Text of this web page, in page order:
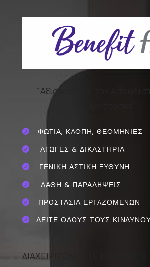
"Αξιολογούμε την
 ΦΩΤΙΑ, ΚΛΟΠΗ, ΘΕΟΜΗΝΙΕΣ
 ΑΓΩΓΕΣ & ΔΙΚΑΣΤΗΡΙΑ
 ΓΕΝΙΚΗ ΑΣΤΙΚΗ ΕΥΘΥΝΗ
 ΛΑΘΗ & ΠΑΡΑΛΗΨΕΙΣ
 ΠΡΟΣΤΑΣΙΑ ΕΡΓΑΖΟΜΕΝΩΝ
 ΔΕΙΤΕ ΟΛΟΥΣ ΤΟΥΣ
ΔΙΑΧΕΙΡΙΖΟΜΑΣΤΕ ΚΙΝΔΥΝΟΥΣ